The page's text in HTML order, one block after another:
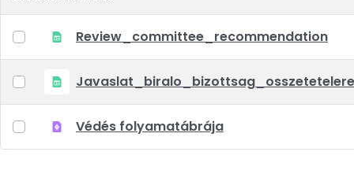
Review_committee_recommendation
Javaslat_biralo_bizottsag_osszetetelere
Védés folyamatábrája